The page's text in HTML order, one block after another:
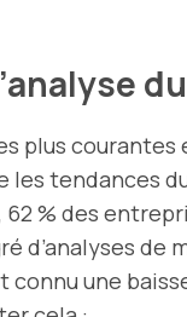
plus courantes
les tendances
% des
d’analyses de
une